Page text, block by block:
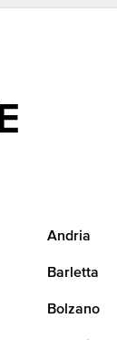
Andria
Barletta
Bolzano